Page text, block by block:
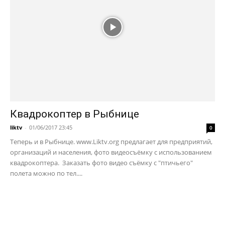
Квадрокоптер в Рыбнице
liktv - 01/06/2017 23:45 0
Теперь и в Рыбнице. www.Liktv.org предлагает для предприятий,
организаций и населения, фото видеосъёмку с использованием
квадрокоптера. Заказать фото видео съёмку с "птичьего"
полета можно по тел....